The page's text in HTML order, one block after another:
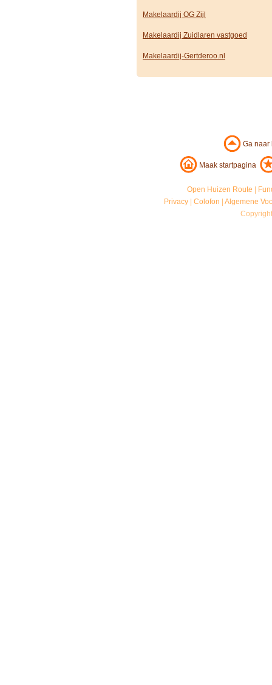
Makelaardij OG Zijl
Makelaardij Zuidlaren vastgoed
Makelaardij-Gertderoo.nl
Ga
Maak startpagina
Open Huizen Route
Privacy |Colofon |Algemene